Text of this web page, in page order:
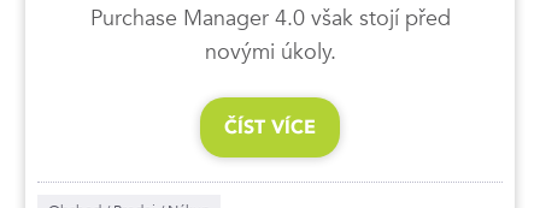
Purchase Manager 4.0 však stojí před
novými úkoly.
ČÍST VÍCE